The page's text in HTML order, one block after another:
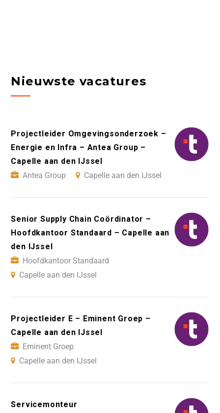
Nieuwste vacatures
Projectleider Omgevingsonderzoek –
Energie en Infra – Antea Group –
Capelle aan den IJssel
Antea Group
Capelle aan den IJssel
Senior Supply Chain Coördinator –
Hoofdkantoor Standaard – Capelle aan
den IJssel
Hoofdkantoor Standaard
Capelle aan den IJssel
Projectleider E – Eminent Groep –
Capelle aan den IJssel
Eminent Groep
Capelle aan den IJssel
Servicemonteur